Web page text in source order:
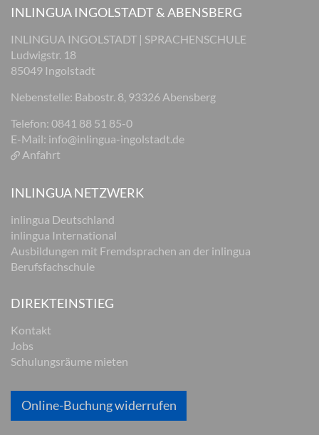
INLINGUA INGOLSTADT & ABENSBERG
INLINGUA INGOLSTADT | SPRACHENSCHULE
Ludwigstr. 18
85049 Ingolstadt
Nebenstelle: Babostr. 8, 93326 Abensberg
Telefon: 0841 88 51 85-0
E-Mail: info@inlingua-ingolstadt.de
Anfahrt
INLINGUA NETZWERK
inlingua Deutschland
inlingua International
Ausbildungen mit Fremdsprachen an der inlingua
Berufsfachschule
DIREKTEINSTIEG
Kontakt
Jobs
Schulungsräume mieten
Online-Buchung widerrufen